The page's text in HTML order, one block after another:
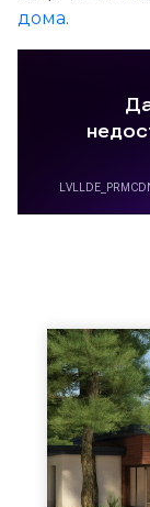
дома.